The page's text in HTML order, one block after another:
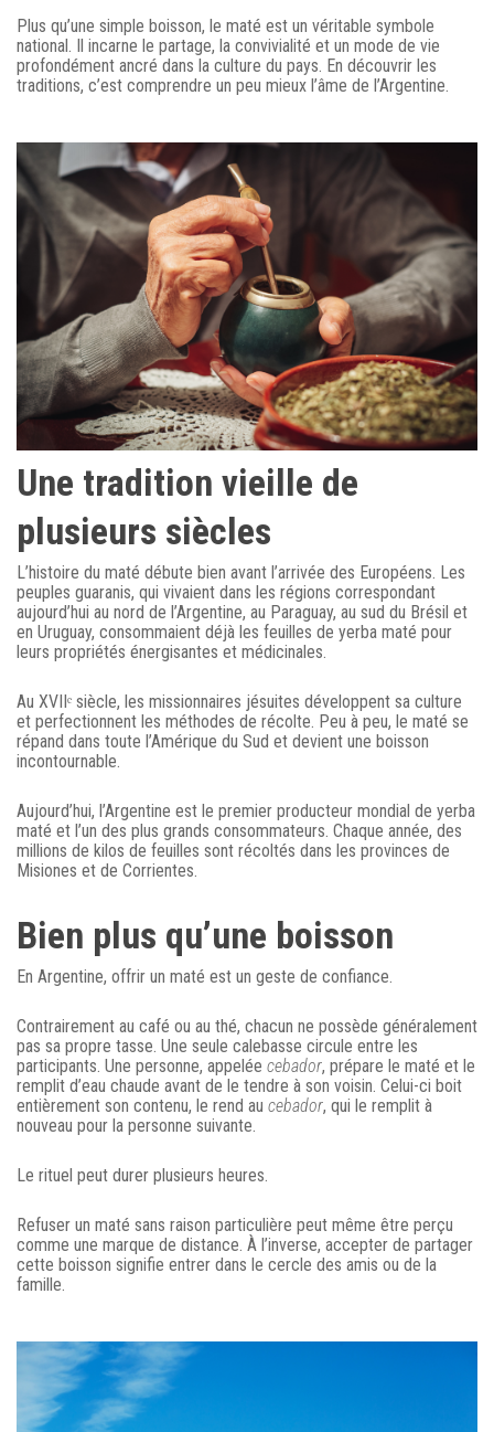
Plus qu’une simple boisson, le maté est un véritable symbole
national. Il incarne le partage, la convivialité et un mode de vie
profondément ancré dans la culture du pays. En découvrir les
traditions, c’est comprendre un peu mieux l’âme de l’Argentine.
Une tradition vieille de
plusieurs siècles
L’histoire du maté débute bien avant l’arrivée des Européens. Les
peuples guaranis, qui vivaient dans les régions correspondant
aujourd’hui au nord de l’Argentine, au Paraguay, au sud du Brésil et
en Uruguay, consommaient déjà les feuilles de yerba maté pour
leurs propriétés énergisantes et médicinales.
Au XVIIᵉ siècle, les missionnaires jésuites développent sa culture
et perfectionnent les méthodes de récolte. Peu à peu, le maté se
répand dans toute l’Amérique du Sud et devient une boisson
incontournable.
Aujourd’hui, l’Argentine est le premier producteur mondial de yerba
maté et l’un des plus grands consommateurs. Chaque année, des
millions de kilos de feuilles sont récoltés dans les provinces de
Misiones et de Corrientes.
Bien plus qu’une boisson
En Argentine, offrir un maté est un geste de confiance.
Contrairement au café ou au thé, chacun ne possède généralement
pas sa propre tasse. Une seule calebasse circule entre les
participants. Une personne, appelée cebador, prépare le maté et le
remplit d’eau chaude avant de le tendre à son voisin. Celui-ci boit
entièrement son contenu, le rend au cebador, qui le remplit à
nouveau pour la personne suivante.
Le rituel peut durer plusieurs heures.
Refuser un maté sans raison particulière peut même être perçu
comme une marque de distance. À l’inverse, accepter de partager
cette boisson signifie entrer dans le cercle des amis ou de la
famille.